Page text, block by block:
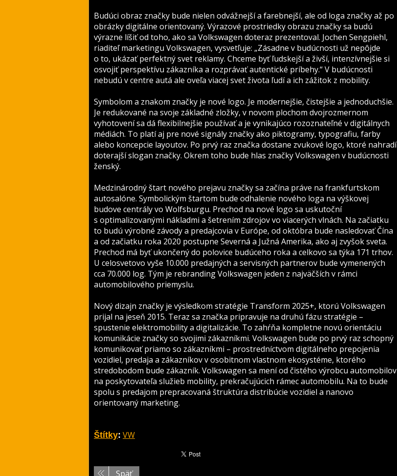
Budúci obraz značky bude nielen odvážnejší a farebnejší, ale od loga značky až po
obrázky digitálne orientovaný. Výrazové prostriedky obrazu značky sa budú
výrazne líšiť od toho, ako sa Volkswagen doteraz prezentoval. Jochen Sengpiehl,
riaditeľ marketingu Volkswagen, vysvetľuje: „Zásadne v budúcnosti už nepôjde
o to, ukázať perfektný svet reklamy. Chceme byť ľudskejší a živší, intenzívnejšie si
osvojiť perspektívu zákazníka a rozprávať autentické príbehy.“ V budúcnosti
nebudú v centre autá ale oveľa viacej svet života ľudí a ich zážitok z mobility.
Symbolom a znakom značky je nové logo. Je modernejšie, čistejšie a jednoduchšie.
Je redukované na svoje základné zložky, v novom plochom dvojrozmernom
vyhotovení sa dá flexibilnejšie používať a je vynikajúco rozoznateľné v digitálnych
médiách. To platí aj pre nové signály značky ako piktogramy, typografiu, farby
alebo koncepcie layoutov. Po prvý raz značka dostane zvukové logo, ktoré nahradí
doterajší slogan značky. Okrem toho bude hlas značky Volkswagen v budúcnosti
ženský.
Medzinárodný štart nového prejavu značky sa začína práve na frankfurtskom
autosalóne. Symbolickým štartom bude odhalenie nového loga na výškovej
budove centrály vo Wolfsburgu. Prechod na nové logo sa uskutoční
s optimalizovanými nákladmi a šetrením zdrojov vo viacerých vlnách. Na začiatku
to budú výrobné závody a predajcovia v Európe, od októbra bude nasledovať Čína
a od začiatku roka 2020 postupne Severná a Južná Amerika, ako aj zvyšok sveta.
Prechod má byť ukončený do polovice budúceho roka a celkovo sa týka 171 trhov.
U celosvetovo vyše 10.000 predajných a servisných partnerov bude vymenených
cca 70.000 log. Tým je rebranding Volkswagen jeden z najväčších v rámci
automobilového priemyslu.
Nový dizajn značky je výsledkom stratégie Transform 2025+, ktorú Volkswagen
prijal na jeseň 2015. Teraz sa značka pripravuje na druhú fázu stratégie –
spustenie elektromobility a digitalizácie. To zahŕňa kompletne novú orientáciu
komunikácie značky so svojimi zákazníkmi. Volkswagen bude po prvý raz schopný
komunikovať priamo so zákazníkmi – prostredníctvom digitálneho prepojenia
vozidiel, predaja a zákazníkov v osobitnom vlastnom ekosystéme, ktorého
stredobodom bude zákazník. Volkswagen sa mení od čistého výrobcu automobilov
na poskytovateľa služieb mobility, prekračujúcich rámec automobilu. Na to bude
spolu s predajom prepracovaná štruktúra distribúcie vozidiel a nanovo
orientovaný marketing.
Štítky: VW
Späť